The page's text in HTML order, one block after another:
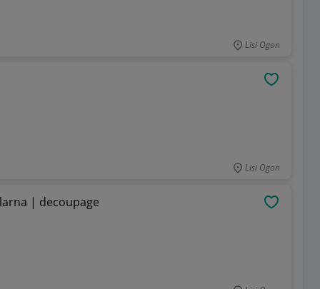
Lisi Ogon
Lisi Ogon
| decoupage